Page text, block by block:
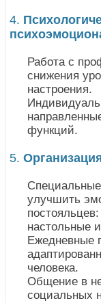
4.
Работа с
снижения
настроения.
функций.
5.
улучшить
настольные
Ежедневные
человека.
Общение в
социальных